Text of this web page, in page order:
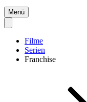
Menü
Filme
Serien
Franchise